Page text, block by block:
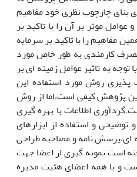
بنای چارچوب نظری خود مفاهیم
موثر بر آن را با تاکید بر
مفاهیم را با تاکید بر سرمایه
کارمندی به طور خاص مورد
به تاثیر عوامل زمینه ای بر
روش مورد استفاده این
پژوهش کیفی است،اما از روش
اطلاعات با بهره گیری
توضیحی و استفاده از ابزارهای
ای،پرسش نامه و مصاحبه طراحی
است.نمونه گیری از اعضا جهت
و با همه اعضای هئیت مدیره